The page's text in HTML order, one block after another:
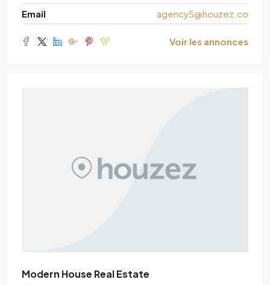
Email
agency5@houzez.co
Voir les annonces
Modern House Real Estate